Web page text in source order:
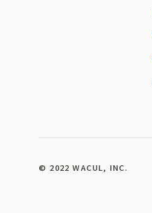
©︎ 2022 WACUL, INC.